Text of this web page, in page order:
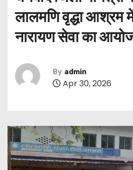
लालमणि वृद्धा आश्रम
नारायण सेवा का
By admin
Apr 30, 2026